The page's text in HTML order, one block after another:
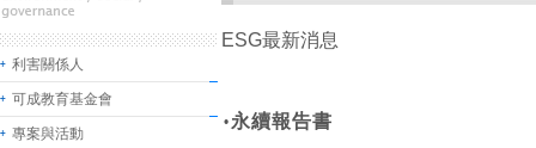
利害關係人
可成教育基金會
專案與活動
ESG最新消息
• 永續報告書